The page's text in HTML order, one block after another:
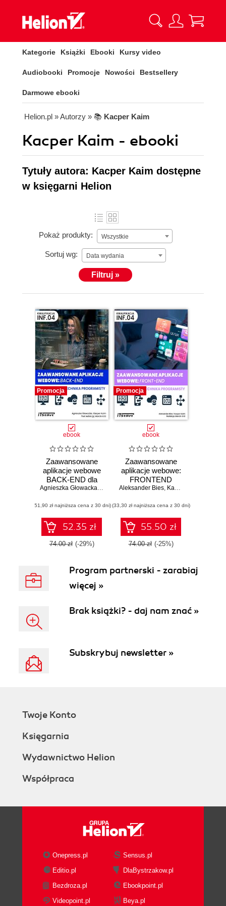
Kategorie Książki Ebooki Kursy video
Audiobooki Promocje Nowości Bestsellery
Darmowe ebooki
Helion.pl » Autorzy » 📚 Kacper Kaim
Kacper Kaim - ebooki
Tytuły autora: Kacper Kaim dostępne
w księgarni Helion
Pokaż produkty: Wszystkie
Sortuj wg: Data wydania
Filtruj »
Promocja
ebook
Zaawansowane
aplikacje webowe
BACK-END dla
studenta i technika
Agnieszka Głowacka
,Kacper Kaim
(51,90 zł najniższa cena z 30 dni)
52.35 zł
74.00 zł (-29%)
Promocja
ebook
Zaawansowane
aplikacje webowe:
FRONTEND
Aleksander Bies, Kacper Kaim
(33,30 zł najniższa cena z 30 dni)
55.50 zł
74.00 zł (-25%)
Program partnerski - zarabiaj
więcej »
Brak książki? - daj nam znać »
Subskrybuj newsletter »
Twoje Konto
Księgarnia
Wydawnictwo Helion
Współpraca
Onepress.pl
Sensus.pl
Editio.pl
DlaBystrzakow.pl
Bezdroza.pl
Ebookpoint.pl
Videopoint.pl
Beya.pl